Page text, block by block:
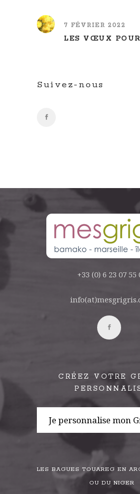
7 FÉVRIER 2022
LES VŒUX
Suivez-nous
+33 (0) 6 23 07 55
CRÉEZ VOTRE
Je personnalise mon
LES BAGUES TOUAREG EN
OU DU NIGER